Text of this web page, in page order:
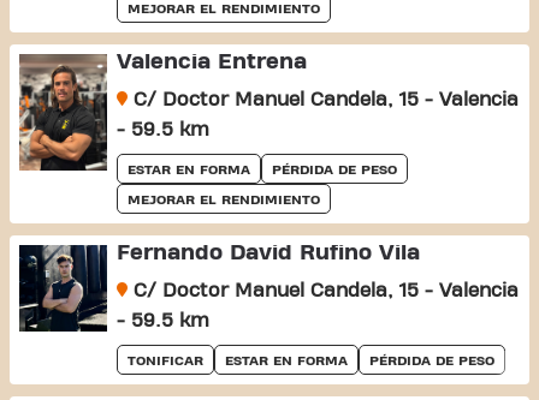
MEJORAR EL RENDIMIENTO
Valencia Entrena
C/ Doctor Manuel Candela, 15 - Valencia
- 59.5 km
ESTAR EN FORMA PÉRDIDA DE PESO
MEJORAR EL RENDIMIENTO
Fernando David Rufino Vila
C/ Doctor Manuel Candela, 15 - Valencia
- 59.5 km
TONIFICAR ESTAR EN FORMA PÉRDIDA DE PESO